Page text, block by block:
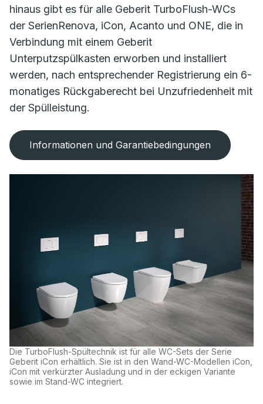
hinaus gibt es für alle Geberit TurboFlush-WCs
der SerienRenova, iCon, Acanto und ONE, die in
Verbindung mit einem Geberit
Unterputzspülkasten erworben und installiert
werden, nach entsprechender Registrierung ein 6-
monatiges Rückgaberecht bei Unzufriedenheit mit
der Spülleistung.
Informationen und Garantiebedingungen
Die TurboFlush-Spültechnik ist für alle WC-Sets der Serie
Geberit iCon erhältlich. Sie ist in den Wand-WC-Modellen iCon,
iCon mit verkürzter Ausladung und in der eckigen Variante
sowie im Stand-WC integriert.